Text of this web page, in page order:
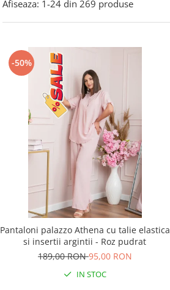
Afiseaza: 1-24 din 269 produse
-50%
Pantaloni palazzo Athena cu talie elastica
si insertii argintii - Roz pudrat
189,00 RON95,00 RON
IN STOC